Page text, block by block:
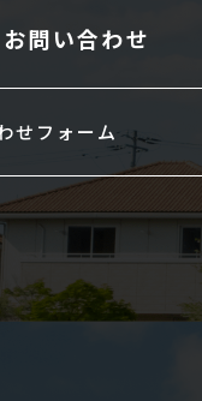
問い合わせ
せフォーム